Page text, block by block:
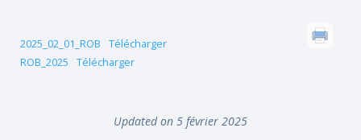
2025_02_01_ROB
Télécharger
ROB_2025
Télécharger
Updated on 5 février 2025